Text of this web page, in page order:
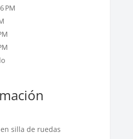
PM
silla de ruedas